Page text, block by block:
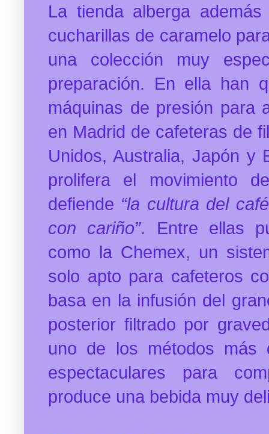
La tienda alberga
cucharillas de caramelo
una colección muy
preparación. En ella han
máquinas de presión para
en Madrid de cafeteras de
Unidos, Australia, Japón y
prolifera el movimiento
defiende “la cultura del
con cariño”. Entre ellas
como la Chemex, un
solo apto para cafeteros
basa en la infusión del
posterior filtrado por
uno de los métodos más
espectaculares para
produce una bebida muy